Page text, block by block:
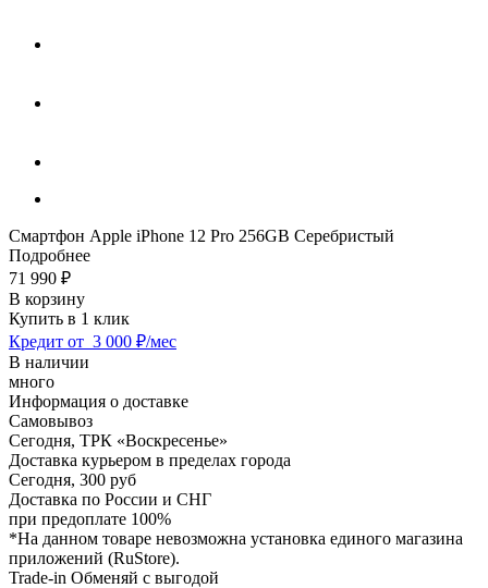
Смартфон Apple iPhone 12 Pro 256GB Серебристый
Подробнее
71 990 ₽
В корзину
Купить в 1 клик
Кредит от 3 000 ₽/мес
В наличии
много
Информация о доставке
Самовывоз
Сегодня, ТРК «Воскресенье»
Доставка курьером в пределах города
Сегодня, 300 руб
Доставка по России и СНГ
при предоплате 100%
*На данном товаре невозможна установка единого магазина
приложений (RuStore).
Trade-in Обменяй с выгодой